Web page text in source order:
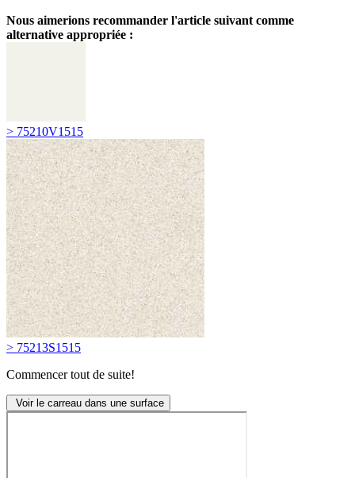
Nous aimerions recommander l'article suivant comme
alternative appropriée :
> 75210V1515
> 75213S1515
Commencer tout de suite!
Voir le carreau dans une surface